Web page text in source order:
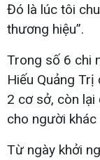
Đó là lúc tôi
thương hiệu”.
Trong số 6 chi
Hiếu Quảng Trị
2 cơ sở, còn lại
cho người khác
Từ ngày khởi